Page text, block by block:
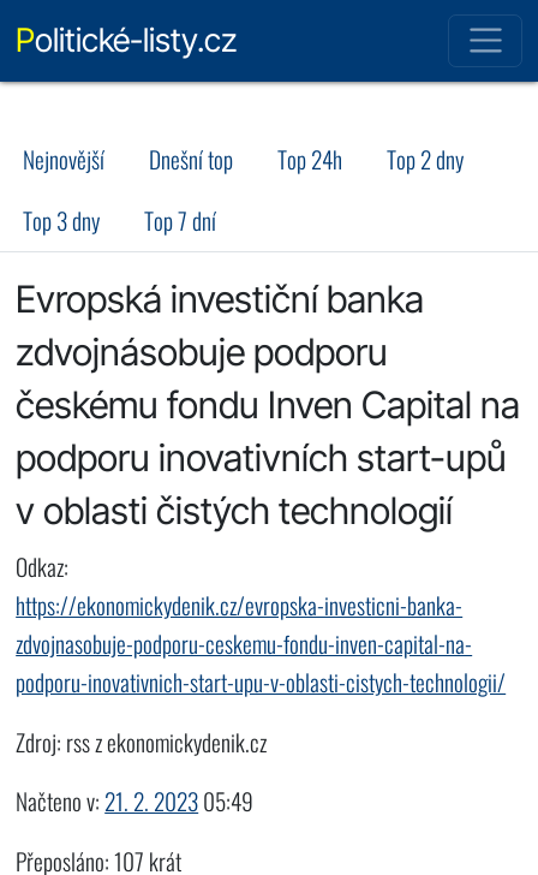
Politické-listy.cz
Nejnovější Dnešní top Top 24h
Top 2 dny
Top 3 dny
Top 7 dní
Evropská investiční banka
zdvojnásobuje podporu
českému fondu Inven Capital na
podporu inovativních start-upů
v oblasti čistých technologií
Odkaz:
https://ekonomickydenik.cz/evropska-investicni-banka-
zdvojnasobuje-podporu-ceskemu-fondu-inven-capital-na-
podporu-inovativnich-start-upu-v-oblasti-cistych-technologii/
Zdroj: rss z ekonomickydenik.cz
Načteno v: 21. 2. 202305:49
Přeposláno: 107 krát